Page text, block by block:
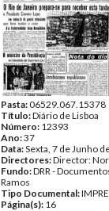
Pasta:06529.067.15378
Título:Diário de Lisboa
Número: 12393
Ano:37
Data:Sexta, 7 de Junho
Directores:Director:
Fundo:DRR -
Ramos
Tipo Documental:
Página(s): 16